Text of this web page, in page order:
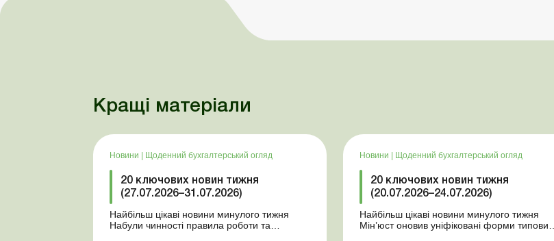
Кращі матеріали
Новини Щоденний бухгалтерський огляд
20 ключових новин тижня
(27.07.2026–31.07.2026)
Найбільш цікаві новини минулого тижня
Набули чинності правила роботи та
Новини Щоденний бухгалтерський огляд
20 ключових новин тижня
(20.07.2026–24.07.2026)
Найбільш цікаві новини минулого тижня
Мін’юст оновив уніфіковані форми типових